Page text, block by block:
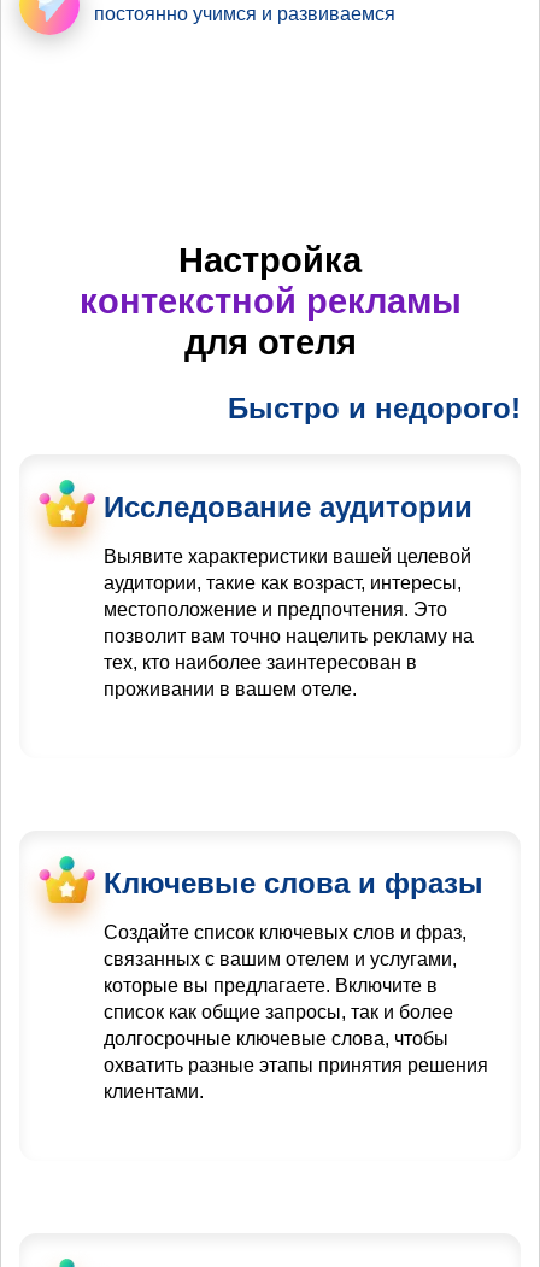
постоянно учимся и развиваемся
Настройка
контекстной рекламы
для отеля
Быстро и недорого!
Исследование аудитории
Выявите характеристики вашей целевой
аудитории, такие как возраст, интересы,
местоположение и предпочтения. Это
позволит вам точно нацелить рекламу на
тех, кто наиболее заинтересован в
проживании в вашем отеле.
Ключевые слова и фразы
Создайте список ключевых слов и фраз,
связанных с вашим отелем и услугами,
которые вы предлагаете. Включите в
список как общие запросы, так и более
долгосрочные ключевые слова, чтобы
охватить разные этапы принятия решения
клиентами.